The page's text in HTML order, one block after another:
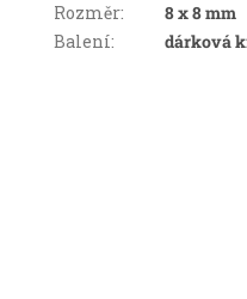
Rozměr:
8 x 8 mm
Balení: dárková